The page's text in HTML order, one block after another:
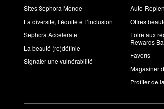
Sites Sephora Monde
La diversité, l’équité et l’inclusion
Sephora Accelerate
La beauté (re)définie
Signaler une vulnérabilité
Auto-
Offres
Foire aux
Rewards
Favoris
Magasiner
Profiter de